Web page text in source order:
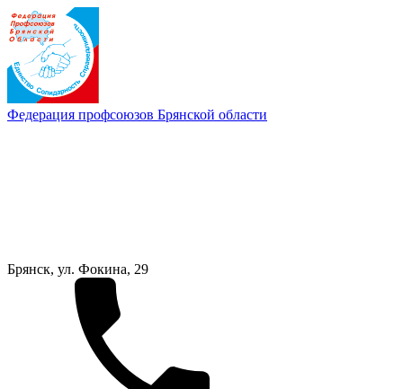
Федерация профсоюзов Брянской области
Брянск, ул. Фокина, 29